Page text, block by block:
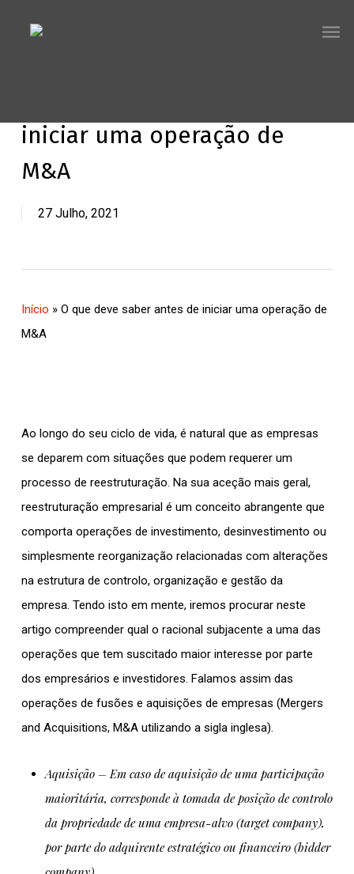
iniciar uma operação de
M&A
27 Julho, 2021
Início » O que deve saber antes de iniciar uma operação de
M&A
Ao longo do seu ciclo de vida, é natural que as empresas
se deparem com situações que podem requerer um
processo de reestruturação. Na sua aceção mais geral,
reestruturação empresarial é um conceito abrangente que
comporta operações de investimento, desinvestimento ou
simplesmente reorganização relacionadas com alterações
na estrutura de controlo, organização e gestão da
empresa. Tendo isto em mente, iremos procurar neste
artigo compreender qual o racional subjacente a uma das
operações que tem suscitado maior interesse por parte
dos empresários e investidores. Falamos assim das
operações de fusões e aquisições de empresas (Mergers
and Acquisitions, M&A utilizando a sigla inglesa).
Aquisição– Em caso de aquisição de uma participação
maioritária, corresponde à tomada de posição de controlo
da propriedade de uma empresa-alvo (target company),
por parte do adquirente estratégico ou financeiro (bidder